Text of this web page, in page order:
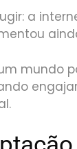
a
mundo